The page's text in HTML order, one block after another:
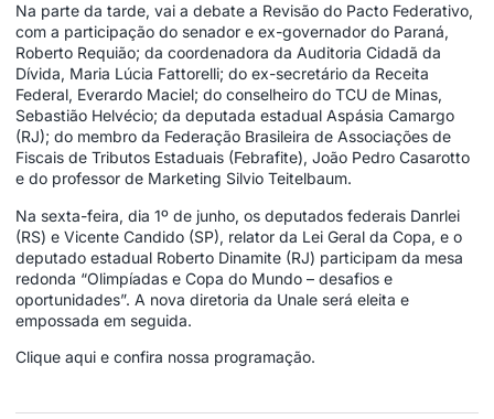
Na parte da tarde, vai a debate a Revisão do Pacto Federativo,
com a participação do senador e ex-governador do Paraná,
Roberto Requião; da coordenadora da Auditoria Cidadã da
Dívida, Maria Lúcia Fattorelli; do ex-secretário da Receita
Federal, Everardo Maciel; do conselheiro do TCU de Minas,
Sebastião Helvécio; da deputada estadual Aspásia Camargo
(RJ); do membro da Federação Brasileira de Associações de
Fiscais de Tributos Estaduais (Febrafite), João Pedro Casarotto
e do professor de Marketing Silvio Teitelbaum.
Na sexta-feira, dia 1º de junho, os deputados federais Danrlei
(RS) e Vicente Candido (SP), relator da Lei Geral da Copa, e o
deputado estadual Roberto Dinamite (RJ) participam da mesa
redonda “Olimpíadas e Copa do Mundo – desafios e
oportunidades”. A nova diretoria da Unale será eleita e
empossada em seguida.
Clique aqui e confira nossa programação.